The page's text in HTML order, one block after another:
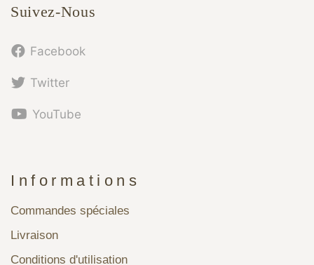
Suivez-Nous
Facebook
Twitter
YouTube
Informations
Commandes spéciales
Livraison
Conditions d'utilisation